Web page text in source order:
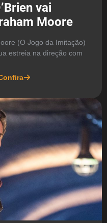
vai
Moore
(O Jogo da Imitação)
estreia na direção com